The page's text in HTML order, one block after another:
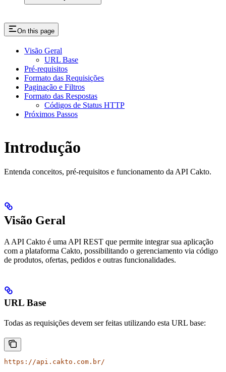
On this page
Visão Geral
URL Base
Pré-requisitos
Formato das Requisições
Paginação e Filtros
Formato das Respostas
Códigos de Status HTTP
Próximos Passos
Introdução
Entenda conceitos, pré-requisitos e funcionamento da API Cakto.
Visão Geral
A API Cakto é uma API REST que permite integrar sua aplicação
com a plataforma Cakto, possibilitando o gerenciamento via código
de produtos, ofertas, pedidos e outras funcionalidades.
URL Base
Todas as requisições devem ser feitas utilizando esta URL base:
https://api.cakto.com.br/